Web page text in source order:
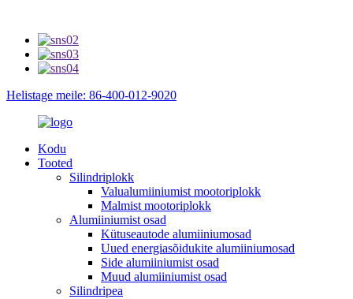
Helistage meile: 86-400-012-9020
Kodu
Tooted
Silindriplokk
Valualumiiniumist mootoriplokk
Malmist mootoriplokk
Alumiiniumist osad
Kütuseautode alumiiniumosad
Uued energiasõidukite alumiiniumosad
Side alumiiniumist osad
Muud alumiiniumist osad
Silindripea